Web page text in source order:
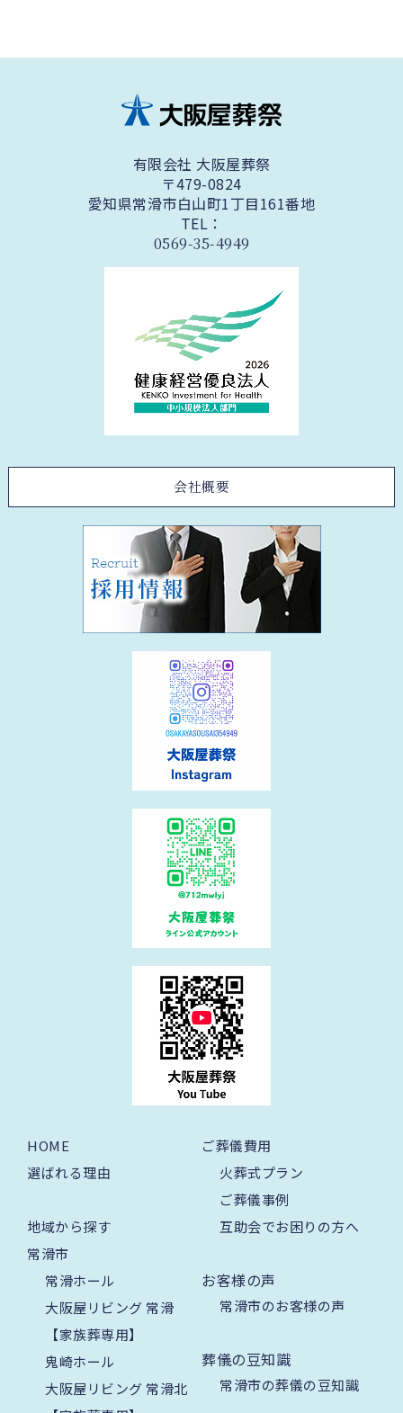
有限会社 大阪屋葬祭
〒479-0824
愛知県常滑市白山町1丁目161番地
TEL：
0569-35-4949
会社概要
HOME
選ばれる理由
地域から探す
常滑市
常滑ホール
大阪屋リビング 常滑
【家族葬専用】
鬼崎ホール
大阪屋リビング 常滑北
ご葬儀費用
火葬式プラン
ご葬儀事例
互助会でお困りの方へ
お客様の声
常滑市のお客様の声
葬儀の豆知識
常滑市の葬儀の豆知識